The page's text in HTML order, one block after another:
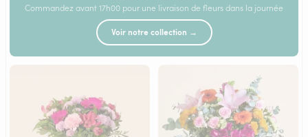
Commandez avant 17h00 pour une livraison de fleurs dans la journée
Voir notre collection →